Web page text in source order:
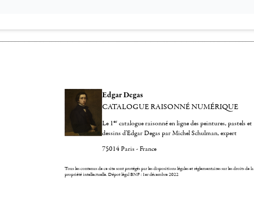
Edgar Degas
CATALOGUE RAISONNÉ NUMÉRIQUE
Le 1er catalogue raisonné en ligne des peintures, pastels et
dessins d'Edgar Degas par Michel Schulman, expert
75014 Paris - France
Tous les contenus de ce site sont protégés par les dispositions légales et réglementaires sur les droits de la
propriété intellectuelle.Dépot légal BNF : 1er décembre 2022